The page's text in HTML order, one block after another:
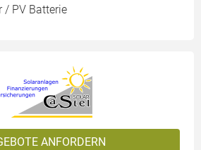
/ PV Batterie
ANFORDERN